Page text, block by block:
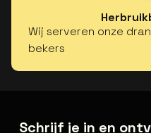
Wij serveren onze
bekers
Schrijf je in en